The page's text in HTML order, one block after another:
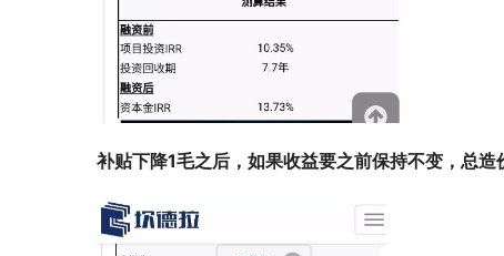
补贴下降1毛之后，如果收益要之前保持不变，总